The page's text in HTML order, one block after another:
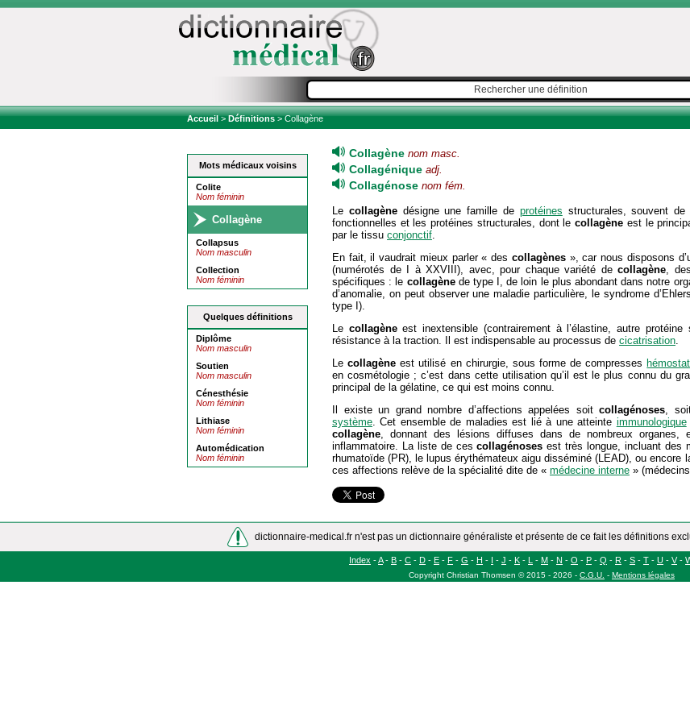
Accueil>Définitions> Collagène
Mots médicaux voisins
Colite
Nom féminin
Collagène
Collapsus
Nom masculin
Collection
Nom féminin
Quelques définitions
Diplôme
Nom masculin
Soutien
Nom masculin
Cénesthésie
Nom féminin
Lithiase
Nom féminin
Automédication
Nom féminin
Collagène nom masc.
Collagénique adj.
Collagénose nom fém.
Le collagènedésigne une famille de protéines structurales, souvent de
fonctionnelles et les protéines structurales, dont lecollagène est le
par le tissu conjonctif.
En fait, il vaudrait mieux parler « des collagènes», car nous disposons
(numérotés de I à XXVIII), avec, pour chaque variété de collagène,
spécifiques : le collagènede type I, de loin le plus abondant dans notre
d’anomalie, on peut observer une maladie particulière, le syndrome
type I).
Le collagèneest inextensible (contrairement à l’élastine, autre
résistance à la traction. Il est indispensable au processus de cicatrisation.
Lecollagène est utilisé en chirurgie, sous forme de compresses
en cosmétologie ; c’est dans cette utilisation qu’il est le plus connu du
principal de la gélatine, ce qui est moins connu.
Il existe un grand nombre d’affections appelées soit collagénoses,
système. Cet ensemble de maladies est lié à une atteinte immunologique
collagène, donnant des lésions diffuses dans de nombreux organes,
inflammatoire. La liste de cescollagénoses est très longue, incluant des
rhumatoïde (PR), le lupus érythémateux aigu disséminé (LEAD), ou encore
ces affections relève de la spécialité dite de « médecine interne »
dictionnaire-medical.fr n'est pas un dictionnaire généraliste et présente de ce fait les définitions
Index -A- B - C - D - E - F - G - H - I - J - K - L - M - N - O - P - Q - R - S - T - U - V-
Copyright Christian Thomsen ©2015 - 2026 - C.G.U. - Mentions légales